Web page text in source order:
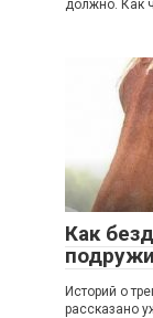
должно. Как
Как
Историй о
рассказано